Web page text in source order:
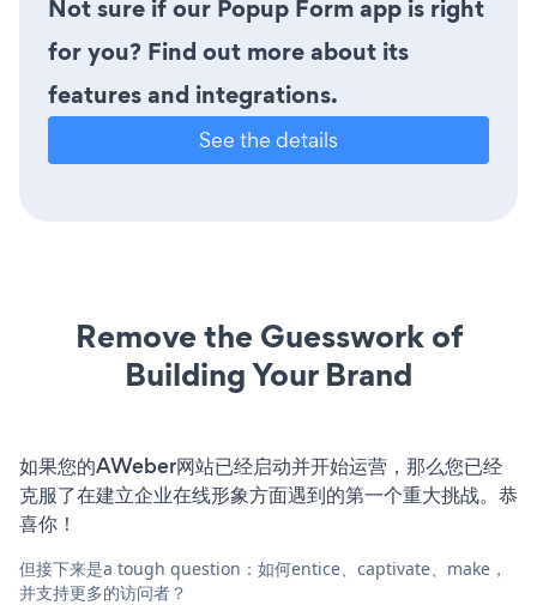
Not sure if our Popup Form app is right
for you? Find out more about its
features and integrations.
See the details
Remove the Guesswork of
Building Your Brand
如果您的AWeber网站已经启动并开始运营，那么您已经
克服了在建立企业在线形象方面遇到的第一个重大挑战。恭
喜你！
但接下来是a tough question：如何entice、captivate、make，
并支持更多的访问者？